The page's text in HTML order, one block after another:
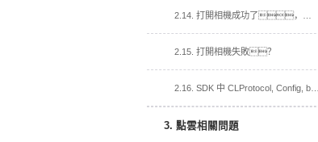
2.15. 打開相機失敗？
2.16. SDK 中 CLProtocol, Config, bin 文件夾, 在我的工程中的用法？
3. 點雲相關問題